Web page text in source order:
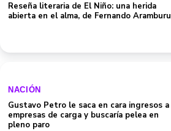
Reseña literaria de El Niño: una herida
abierta en el alma, de Fernando Aramburu
NACIÓN
Gustavo Petro le saca en cara ingresos a
empresas de carga y buscaría pelea en
pleno paro